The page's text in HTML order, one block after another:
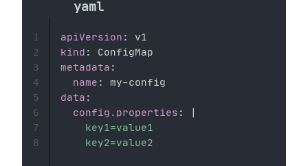
apiVersion :
kind :
metadata :
name : my-
data :
config.properties :
|
    key1=value1
    key2=value2
1
2
3
4
5
6
7
8